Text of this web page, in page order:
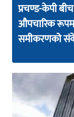
प्रचण्ड-केपी
औपचारिक
समीकरणको